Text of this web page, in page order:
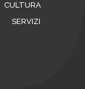
CULTURA
SERVIZI